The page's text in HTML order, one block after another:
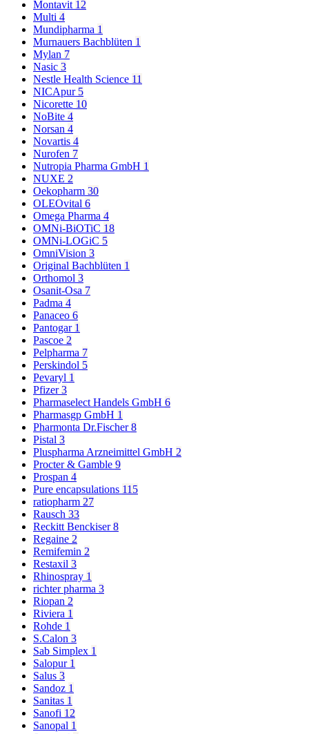
Montavit 12
Multi 4
Mundipharma 1
Murnauers Bachblüten 1
Mylan 7
Nasic 3
Nestle Health Science 11
NICApur 5
Nicorette 10
NoBite 4
Norsan 4
Novartis 4
Nurofen 7
Nutropia Pharma GmbH 1
NUXE 2
Oekopharm 30
OLEOvital 6
Omega Pharma 4
OMNi-BiOTiC 18
OMNi-LOGiC 5
OmniVision 3
Original Bachblüten 1
Orthomol 3
Osanit-Osa 7
Padma 4
Panaceo 6
Pantogar 1
Pascoe 2
Pelpharma 7
Perskindol 5
Pevaryl 1
Pfizer3
Pharmaselect Handels GmbH 6
Pharmasgp GmbH 1
Pharmonta Dr.Fischer8
Pistal 3
Pluspharma Arzneimittel GmbH 2
Procter & Gamble 9
Prospan 4
Pure encapsulations 115
ratiopharm 27
Rausch 33
Reckitt Benckiser8
Regaine 2
Remifemin 2
Restaxil 3
Rhinospray 1
richter pharma 3
Riopan 2
Riviera 1
Rohde 1
S.Calon 3
Sab Simplex 1
Salopur 1
Salus 3
Sandoz 1
Sanitas 1
Sanofi 12
Sanopal 1